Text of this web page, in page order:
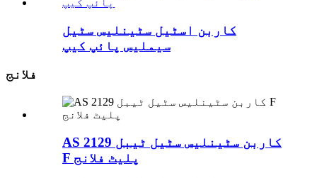
کاربن اسٹیل سٹینلیس سٹیل
سیملیس پائپ کیپ
فلانج
AS 2129 کاربن سٹینلیس سٹیل ٹیبل
F پلیٹ فلانج